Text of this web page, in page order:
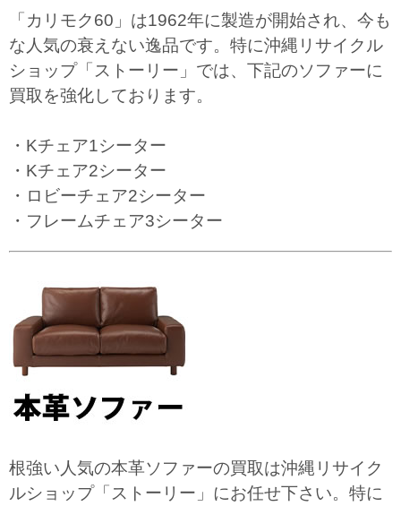
「カリモク60」は1962年に製造が開始され、今も
な人気の衰えない逸品です。特に沖縄リサイクル
ショップ「ストーリー」では、下記のソファーに
買取を強化しております。
・Kチェア1シーター
・Kチェア2シーター
・ロビーチェア2シーター
・フレームチェア3シーター
根強い人気の本革ソファーの買取は沖縄リサイク
ルショップ「ストーリー」にお任せ下さい。特に